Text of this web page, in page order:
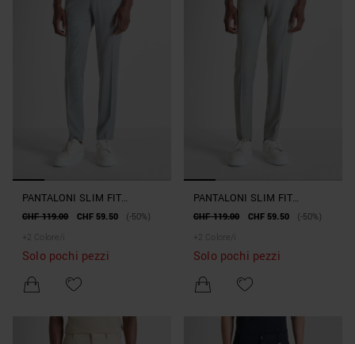
PANTALONI SLIM FIT
"BONNIE" IN MISTO
CHF 119.00 CHF 59.50
(-50%)
+ 2 Colore/i
Solo pochi pezzi
PANTALONI SLIM FIT
"BONNIE" IN MISTO
CHF 119.00 CHF 59.50
(-50%)
+ 2 Colore/i
Solo pochi pezzi